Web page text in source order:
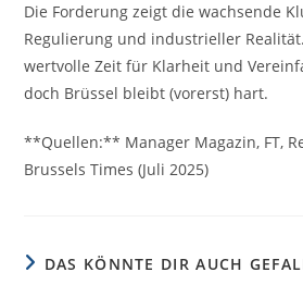
Die Forderung zeigt die wachsende
Regulierung und industrieller
wertvolle Zeit für Klarheit und
doch Brüssel bleibt (vorerst) hart.
**Quellen:** Manager Magazin, FT,
Brussels Times (Juli 2025)
DAS KÖNNTE DIR AUCH